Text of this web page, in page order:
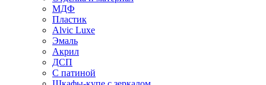
МДФ
Пластик
Alvic Luxe
Эмаль
Акрил
ДСП
С патиной